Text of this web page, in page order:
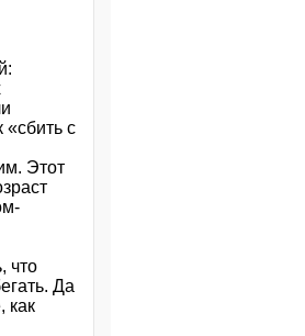
с
Этот
что
Да
как